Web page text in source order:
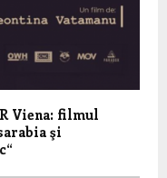
Viena: filmul
şi